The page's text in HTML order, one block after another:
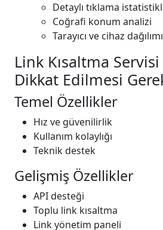
Detaylı tıklama
Coğrafi konum analizi
Tarayıcı ve cihaz dağılımı
Link Kısaltma
Dikkat Edilmesi
Temel Özellikler
Hız ve güvenilirlik
Kullanım kolaylığı
Teknik destek
Gelişmiş Özellikler
API desteği
Toplu link kısaltma
Link yönetim paneli